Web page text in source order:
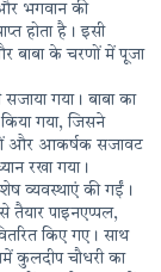
भगवान की
होता है। इसी
बाबा के चरणों में पूजा
गया। बाबा का
गया, जिसने
और आकर्षक सजावट
रखा गया।
व्यवस्थाएं की गईं।
पाइनएप्पल,
किए गए। साथ
कुलदीप चौधरी का